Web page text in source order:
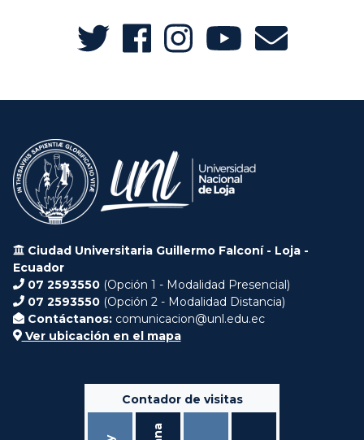
Ciudad Universitaria Guillermo Falconí - Loja -
Ecuador
07 2593550 (Opción 1 - Modalidad Presencial)
07 2593550 (Opción 2 - Modalidad Distancia)
Contáctanos: comunicacion@unl.edu.ec
Ver ubicación en el mapa
Contador de visitas